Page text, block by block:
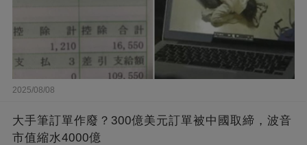
2025/08/08
大手筆訂單作廢？300億美元訂單被中國取締，波音
市值縮水4000億